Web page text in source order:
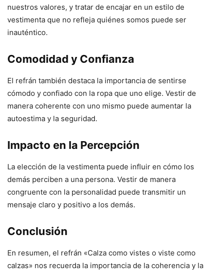
nuestros valores, y tratar de encajar en un estilo de
vestimenta que no refleja quiénes somos puede ser
inauténtico.
Comodidad y Confianza
El refrán también destaca la importancia de sentirse
cómodo y confiado con la ropa que uno elige. Vestir de
manera coherente con uno mismo puede aumentar la
autoestima y la seguridad.
Impacto en la Percepción
La elección de la vestimenta puede influir en cómo los
demás perciben a una persona. Vestir de manera
congruente con la personalidad puede transmitir un
mensaje claro y positivo a los demás.
Conclusión
En resumen, el refrán «Calza como vistes o viste como
calzas» nos recuerda la importancia de la coherencia y la